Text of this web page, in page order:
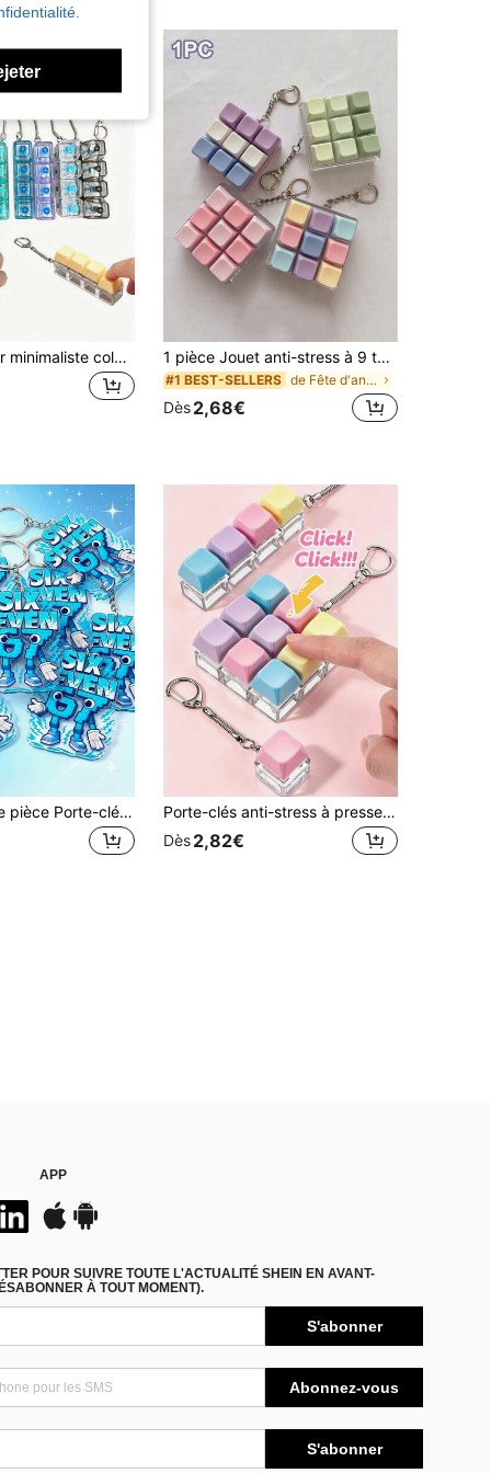
1 pièce Clavier minimaliste coloré, porte-clés clavier coloré à 4 touches, pendentif clavier créatif, breloque de sac, bouton de soulagement de pression carré, porte-clés de voiture, clavier, doigt d'adulte, pression du doigt, détente, porte-clés de relaxation et de concentration, anniversaire, fête, vacances
1 pièce Jouet anti-stress à 9 touches en forme de cube, décoration de pendentif de clavier créative, porte-clés de voiture, décoration de sac, accessoire de porte-clés, design de clavier, porte-clés de bout des doigts pour adultes, porte-clés sensible à la pression, porte-clés anti-stress, porte-clés de fermeture éclair de relaxation et de concentration, cadeau d'anniversaire, faveur de fête
#1 BEST-SELLERS de Fête d'anniversaire Porte-clés Party Favor Pack
Dès2,68€
10/5/3/1 pièce pièce Porte-clés acrylique robot 67, décoration de fête essentielle, pendentif en forme de robot bleu néon, accessoire de sac à dos pour étudiant, cadeau de fête d'anniversaire, décoration d'ambiance de fête, best-seller du électronique transfrontalier, accessoire exclusif pour les garçons 67, objet de collection pour les passionnés de jeux, décoration de tenue quotidienne
Porte-clés anti-stress à presser 1/4/9 touches, jouet de bout des doigts porte-clés mécanique 9 touches, pendentif clavier créatif, petit cadeau pour fête de vacances, expédition aléatoire
Dès2,82€
APP
POUR SUIVRE TOUTE L'ACTUALITÉ SHEIN EN AVANT-
À TOUT MOMENT).
S'abonner
Abonnez-vous
S'abonner